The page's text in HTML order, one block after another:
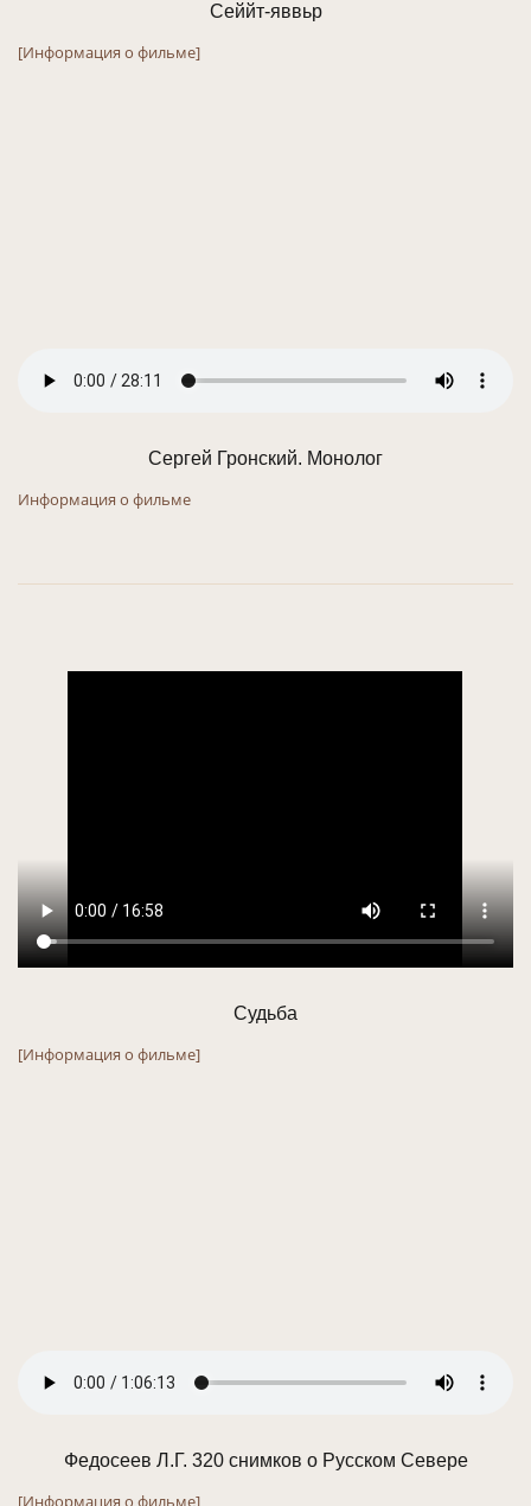
Сеййт-яввьр
[Информация о фильме]
Сергей Гронский. Монолог
Информация о фильме
Судьба
[Информация о фильме]
Федосеев Л.Г. 320 снимков о Русском Севере
[Информация о фильме]